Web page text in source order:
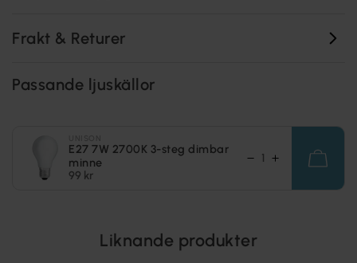
Frakt & Returer
Passande ljuskällor
E27 7W 2700K 3-steg dimbar
minne
99 kr
Liknande produkter